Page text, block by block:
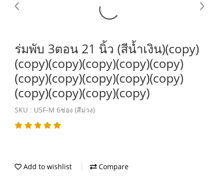
ร่มพับ 3ตอน 21 นิ้ว (สีน้ำเงิน)(copy)
(copy)(copy)(copy)(copy)(copy)
(copy)(copy)(copy)(copy)(copy)
(copy)(copy)(copy)(copy)
SKU : U5F-M 6ช่อง (สีม่วง)
Add to wishlist Compare